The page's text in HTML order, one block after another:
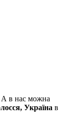
А в нас можна
Україна в